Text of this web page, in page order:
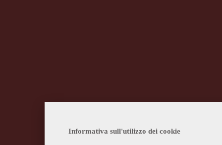
Informativa sull'utilizzo dei cookie